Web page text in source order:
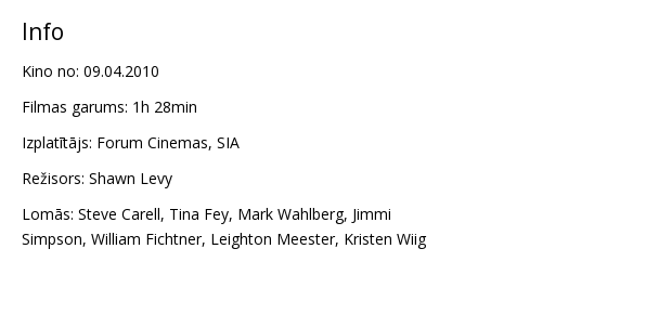
Info
Kino no: 09.04.2010
Filmas garums: 1h 28min
Izplatītājs: Forum Cinemas, SIA
Režisors: Shawn Levy
Lomās: Steve Carell, Tina Fey, Mark Wahlberg, Jimmi
Simpson, William Fichtner, Leighton Meester, Kristen Wiig